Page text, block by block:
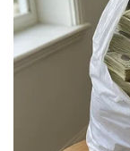
Bất động sản
Khởi nghiệp